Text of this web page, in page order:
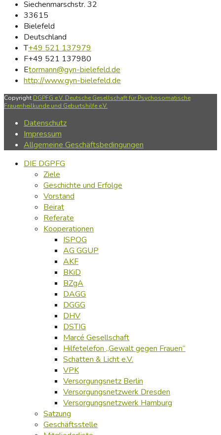
Siechenmarschstr. 32
33615
Bielefeld
Deutschland
T+49 521 137979
F+49 521 137980
Etormann@gyn-bielefeld.de
http://www.gyn-bielefeld.de
Copyright DGPFG e.V. Deutsche Gesellschaft für Psychosomatische
Frauenheilkunde und Geburtshilfe e.V.
Datenschutz
Impressum
Allgemeine Geschäftsbedingungen
DIE DGPFG
Ziele
Geschichte und Erfolge
Vorstand
Beirat
Referate
Kooperationen
ISPOG
AG GGUP
AKF
BKiD
BZgA
DAGG
DGGG
DHV
DSTIG
Marcé Gesellschaft
Hilfetelefon „Gewalt gegen Frauen“
Schatten & Licht e.V.
VPK
Versorgungsnetz Berlin
Versorgungsnetzwerk Dresden
Versorgungsnetzwerk Hamburg
Satzung
Geschäftsstelle